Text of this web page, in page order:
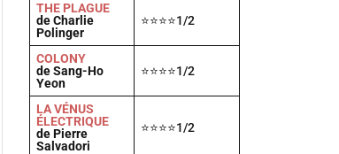
THE PLAGUE
de Charlie
Polinger
⭐⭐⭐⭐1/2
COLONY
de Sang-Ho
Yeon
⭐⭐⭐⭐1/2
LA VÉNUS
ÉLECTRIQUE
de Pierre
Salvadori
⭐⭐⭐⭐1/2